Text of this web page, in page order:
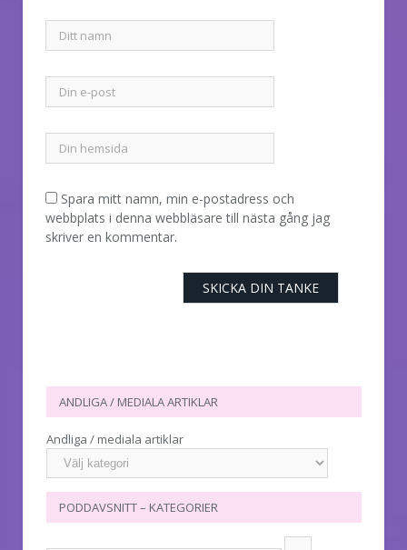
Spara mitt namn, min e-postadress och
webbplats i denna webbläsare till nästa gång jag
skriver en kommentar.
ANDLIGA / MEDIALA ARTIKLAR
Andliga / mediala artiklar
PODDAVSNITT – KATEGORIER